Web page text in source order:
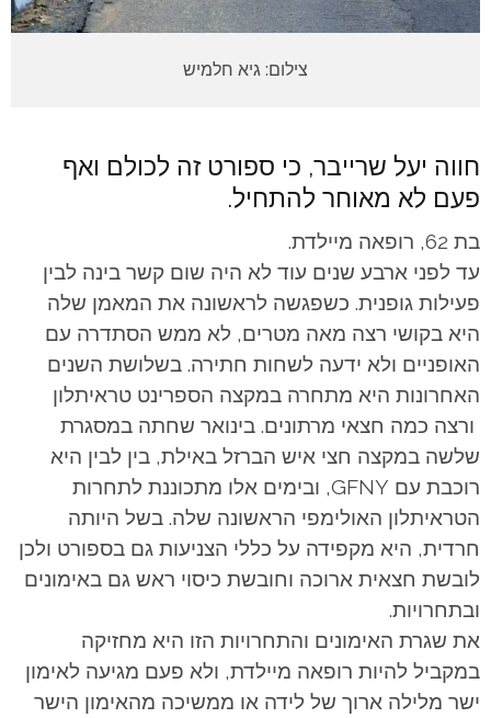
צילום: גיא חלמיש
חווה יעל שרייבר, כי ספורט זה לכולם ואף
פעם לא מאוחר להתחיל.
בת 62, רופאה מיילדת.
עד לפני ארבע שנים עוד לא היה שום קשר בינה לבין
פעילות גופנית. כשפגשה לראשונה את המאמן שלה
היא בקושי רצה מאה מטרים, לא ממש הסתדרה עם
האופניים ולא ידעה לשחות חתירה. בשלושת השנים
האחרונות היא מתחרה במקצה הספרינט טראיתלון
ורצה כמה חצאי מרתונים. בינואר שחתה במסגרת
שלשה במקצה חצי איש הברזל באילת, בין לבין היא
רוכבת עם GFNY, ובימים אלו מתכוננת לתחרות
הטראיתלון האולימפי הראשונה שלה. בשל היותה
חרדית, היא מקפידה על כללי הצניעות גם בספורט ולכן
לובשת חצאית ארוכה וחובשת כיסוי ראש גם באימונים
ובתחרויות.
את שגרת האימונים והתחרויות הזו היא מחזיקה
במקביל להיות רופאה מיילדת, ולא פעם מגיעה לאימון
ישר מלילה ארוך של לידה או ממשיכה מהאימון הישר